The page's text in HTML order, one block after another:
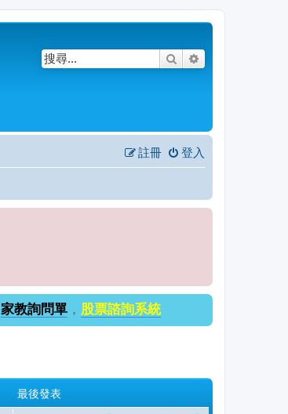
搜尋
登入
註冊
家教詢問單 ， 股票諮詢系統
最後發表